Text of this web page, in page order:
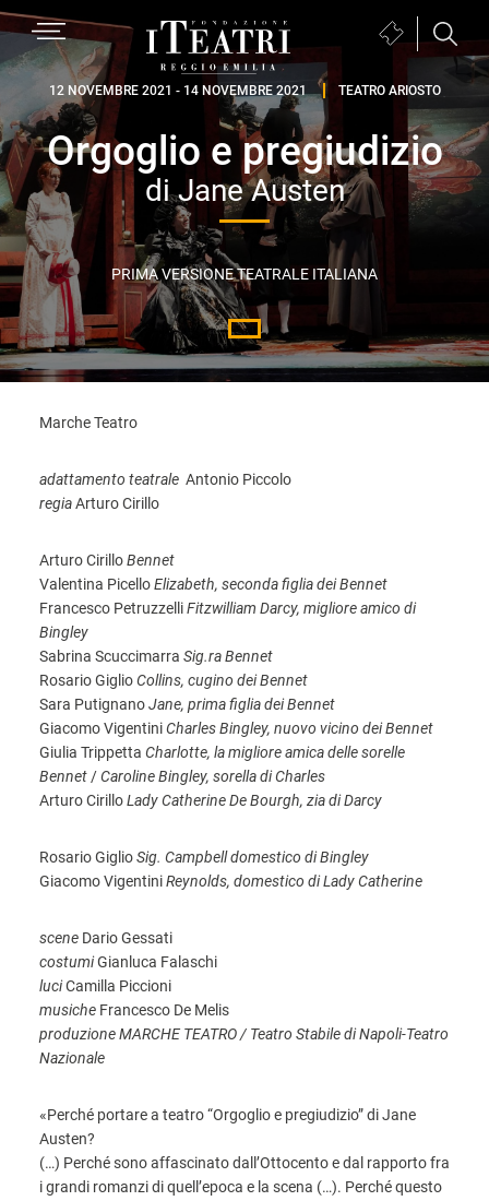
Passa
navigazione
primaria
Passa
contenuto
principale
Passa
piè
pagina
MENU
Fondazione
Teatri
Reggio
Emilia
Biglietteria
(si
apre
in
una
nuova
finestra)
12 NOVEMBRE 2021 - 14 NOVEMBRE 2021 TEATRO ARIOSTO
Orgoglio e pregiudizio
di Jane Austen
PRIMA VERSIONE TEATRALE ITALIANA
Marche Teatro
adattamento teatrale Antonio Piccolo
regiaArturo Cirillo
Arturo CirilloBennet
Valentina PicelloElizabeth, seconda figlia dei Bennet
Francesco PetruzzelliFitzwilliam Darcy, migliore amico di
Bingley
Sabrina Scuccimarra Sig.ra Bennet
Rosario GiglioCollins, cugino dei Bennet
Sara PutignanoJane, prima figlia dei Bennet
Giacomo VigentiniCharles Bingley, nuovo vicino dei Bennet
Giulia Trippetta Charlotte, la migliore amica delle sorelle
Bennet /Caroline Bingley, sorella di Charles
Arturo CirilloLady Catherine De Bourgh, zia di Darcy
Rosario GiglioSig. Campbell domestico di Bingley
Giacomo VigentiniReynolds, domestico di Lady Catherine
scene Dario Gessati
costumiGianluca Falaschi
luciCamilla Piccioni
musiche Francesco De Melis
produzione MARCHE TEATRO / Teatro Stabile di Napoli-Teatro
Nazionale
«Perché portare a teatro “Orgoglio e pregiudizio” di Jane
Austen?
(…) Perché sono affascinato dall’Ottocento e dal rapporto fra
i grandi romanzi di quell’epoca e la scena (…). Perché questo